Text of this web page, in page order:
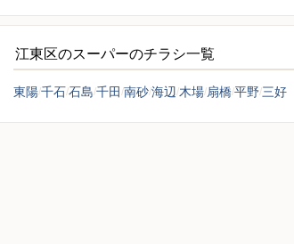
江東区のスーパーのチラシ一覧
東陽千石石島 千田 南砂海辺 木場 扇橋平野 三好